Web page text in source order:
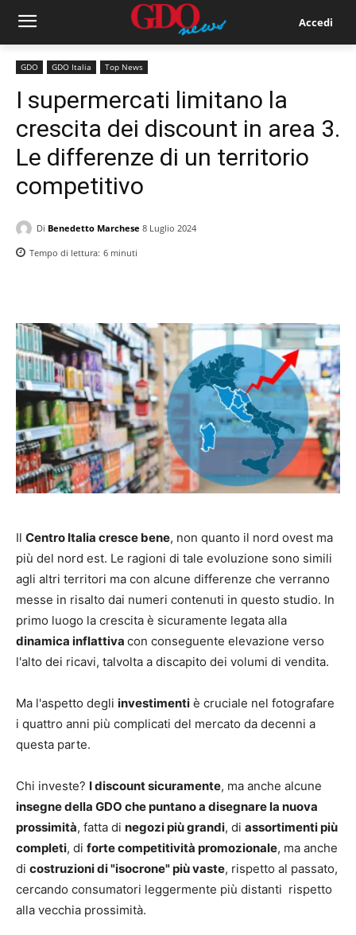
Accedi
GDO GDO Italia Top News
I supermercati limitano la
crescita dei discount in area 3.
Le differenze di un territorio
competitivo
Di Benedetto Marchese 8 Luglio 2024
Tempo di lettura: 6 minuti
Il Centro Italia cresce bene, non quanto il nord ovest ma
più del nord est. Le ragioni di tale evoluzione sono simili
agli altri territori ma con alcune differenze che verranno
messe in risalto dai numeri contenuti in questo studio. In
primo luogo la crescita è sicuramente legata alla
dinamica inflattiva con conseguente elevazione verso
l'alto dei ricavi, talvolta a discapito dei volumi di vendita.
Ma l'aspetto degli investimenti è cruciale nel fotografare
i quattro anni più complicati del mercato da decenni a
questa parte.
Chi investe? I discount sicuramente, ma anche alcune
insegne della GDO che puntano a disegnare la nuova
prossimità, fatta di negozi più grandi, di assortimenti più
completi, di forte competitività promozionale, ma anche
di costruzioni di "isocrone" più vaste, rispetto al passato,
cercando consumatori leggermente più distanti rispetto
alla vecchia prossimità.